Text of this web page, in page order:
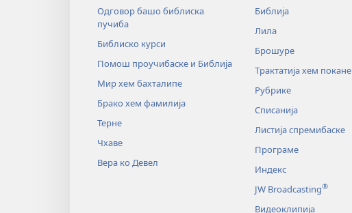
Одговор башо библиска
пучиба
Библиско курси
Помош проучибаске и Библија
Мир хем бахталипе
Брако хем фамилија
Терне
Чхаве
Вера ко Девел
Библија
Лила
Брошуре
Трактатија хем покане
Рубрике
Списанија
Листија спремибаске
Програме
Индекс
JW Broadcasting®
Видеоклипија